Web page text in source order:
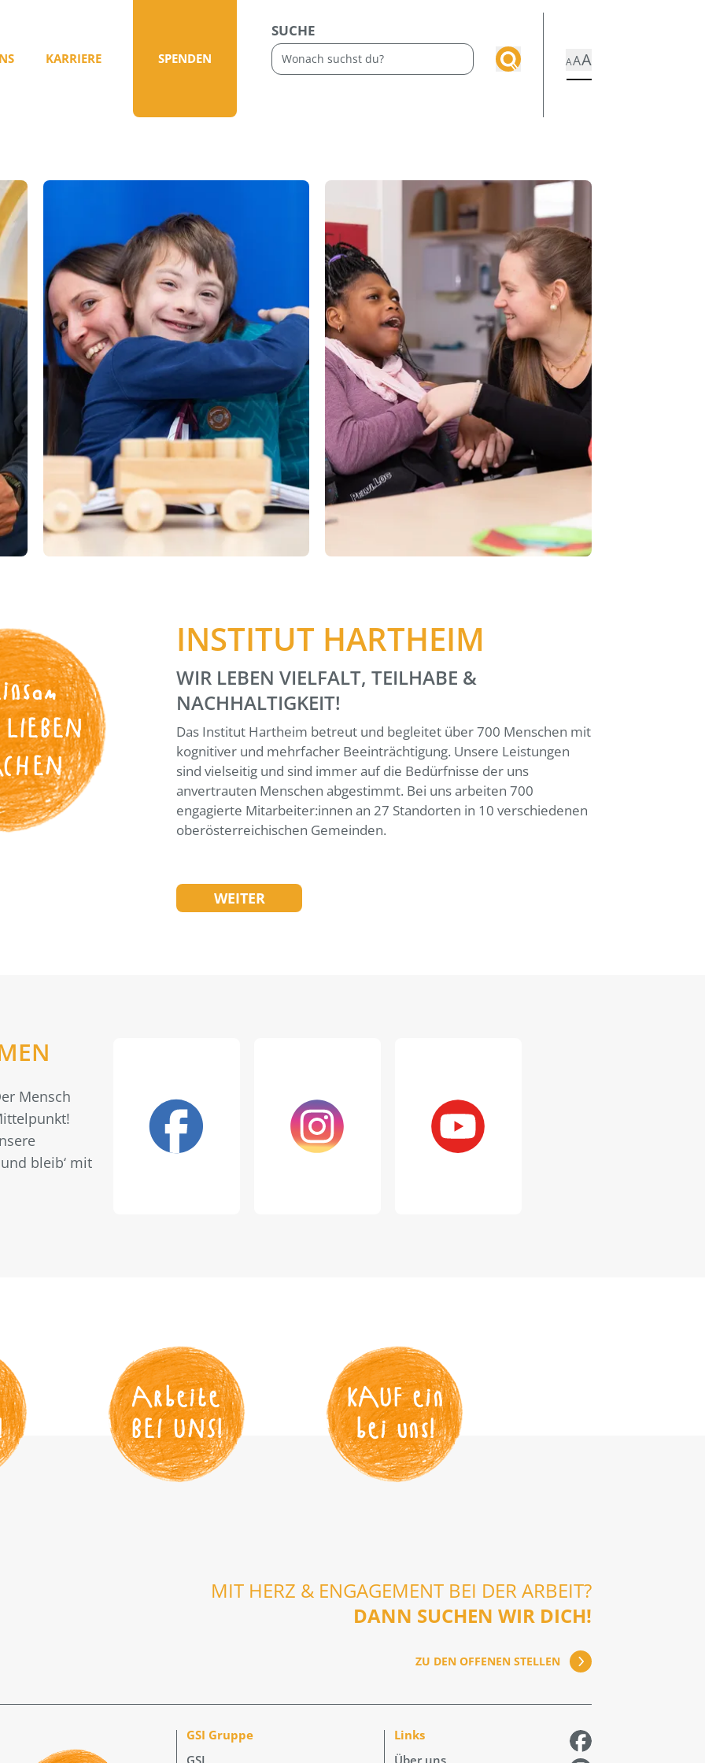
KARRIERE SPENDEN
SUCHE
AAA
INSTITUT HARTHEIM
WIR LEBEN VIELFALT, TEILHABE &
NACHHALTIGKEIT!
Das Institut Hartheim betreut und begleitet über 700 Menschen mit
kognitiver und mehrfacher Beeinträchtigung. Unsere Leistungen
sind vielseitig und sind immer auf die Bedürfnisse der uns
anvertrauten Menschen abgestimmt. Bei uns arbeiten 700
engagierte Mitarbeiter:innen an 27 Standorten in 10 verschiedenen
oberösterreichischen Gemeinden.
WEITER
Mensch
bleib‘ mit
Arbeite
BEI UNS!
KAUF ein
bei uns!
MIT HERZ & ENGAGEMENT BEI DER ARBEIT?
DANN SUCHEN WIR DICH!
ZU DEN OFFENEN STELLEN
GSI Gruppe
Links